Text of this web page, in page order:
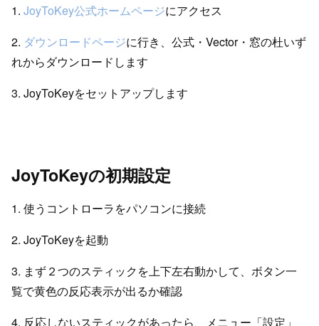
1. JoyToKey公式ホームページにアクセス
2. ダウンロードページに行き、公式・Vector・窓の杜いず
れからダウンロードします
3. JoyToKeyをセットアップします
JoyToKeyの初期設定
1. 使うコントローラをパソコンに接続
2. JoyToKeyを起動
3. まず２つのスティックを上下左右動かして、ボタン一
覧で黄色の反応表示が出るか確認
4. 反応しないスティックがあったら、メニュー「設定」